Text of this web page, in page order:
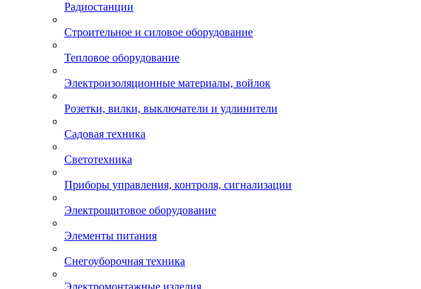
Радиостанции
Строительное и силовое оборудование
Тепловое оборудование
Электроизоляционные материалы, войлок
Розетки, вилки, выключатели и удлинители
Садовая техника
Светотехника
Приборы управления, контроля, сигнализации
Электрощитовое оборудование
Элементы питания
Снегоуборочная техника
Электромонтажные изделия